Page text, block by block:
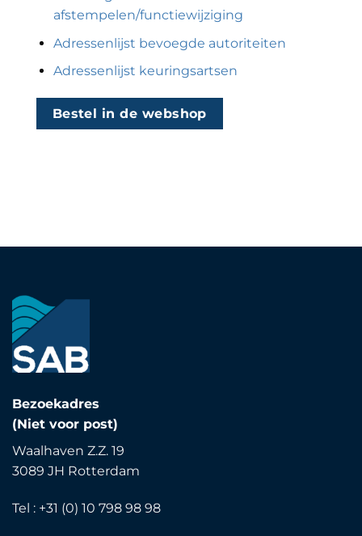
afstempelen/functiewijziging
Adressenlijst bevoegde autoriteiten
Adressenlijst keuringsartsen
Bestel in de webshop
Bezoekadres
(Niet voor post)
Waalhaven Z.Z. 19
3089 JH Rotterdam
Tel : +31 (0) 10 798 98 98